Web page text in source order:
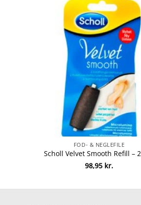
FOD- & NEGLEFILE
Scholl Velvet Smooth Refill –
98,95 kr.